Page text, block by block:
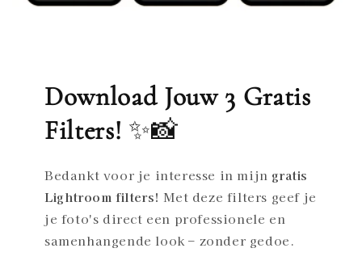
Download Jouw 3 Gratis
Filters! ✨📸
Bedankt voor je interesse in mijn gratis
Lightroom filters! Met deze filters geef je
je foto's direct een professionele en
samenhangende look – zonder gedoe.